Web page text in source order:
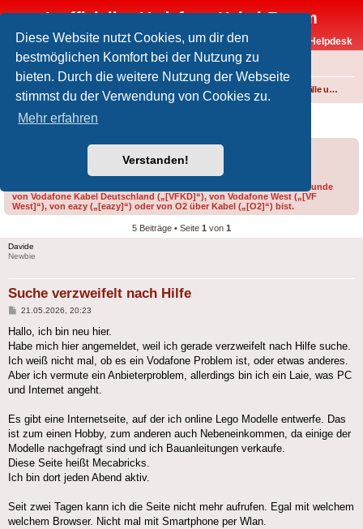
Diese Website nutzt Cookies, um dir den
bestmöglichen Komfort bei der Nutzung zu
bieten. Durch die weitere Nutzung der Webseite
stimmst du der Verwendung von Cookies zu.
Mehr erfahren
Verstanden!
Inoffizielles Vodafone-Kabel-Forum
Vodafone-Kabel-Helpdesk
FAQ
Foren-Übersicht Internet und Telefon über Kabel Störungen, Ausfälle und Speedprobleme
Suche verzweifelt nach Hilfe
Bitte gib bei der Erstellung eines Threads im Feld „Präfix“ an, ob du Kunde
von Vodafone Kabel Deutschland („[VFKD]“), von Vodafone West („[VF
West]“), von eazy („[eazy]“) oder von O2 über Kabel („[O2]“) bist.
5 Beiträge • Seite 1 von 1
Davide
Newbie
Suche verzweifelt nach Hilfe
Beitrag
21.05.2026, 20:23
Hallo, ich bin neu hier.
Habe mich hier angemeldet, weil ich gerade verzweifelt nach Hilfe suche.
Ich weiß nicht mal, ob es ein Vodafone Problem ist, oder etwas anderes.
Aber ich vermute ein Anbieterproblem, allerdings bin ich ein Laie, was PC
und Internet angeht.
Es gibt eine Internetseite, auf der ich online Lego Modelle entwerfe. Das
ist zum einen Hobby, zum anderen auch Nebeneinkommen, da einige der
Modelle nachgefragt sind und ich Bauanleitungen verkaufe.
Diese Seite heißt Mecabricks.
Ich bin dort jeden Abend aktiv.
Seit zwei Tagen kann ich die Seite nicht mehr aufrufen. Egal mit welchem
welchem Browser. Nicht mal mit Smartphone per Wlan.